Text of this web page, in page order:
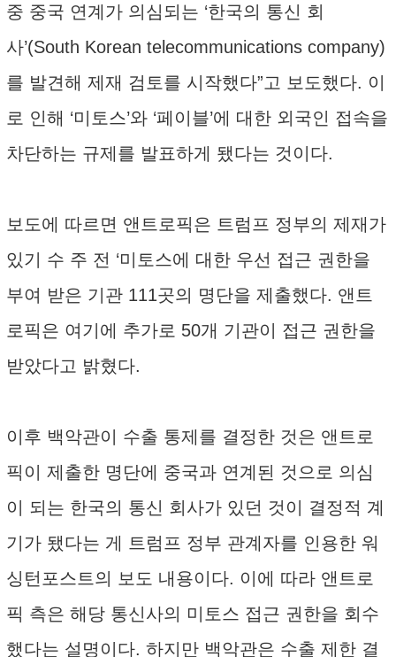
중 중국 연계가 의심되는 ‘한국의 통신 회
사’(South Korean telecommunications company)
를 발견해 제재 검토를 시작했다”고 보도했다. 이
로 인해 ‘미토스’와 ‘페이블’에 대한 외국인 접속을
차단하는 규제를 발표하게 됐다는 것이다.
보도에 따르면 앤트로픽은 트럼프 정부의 제재가
있기 수 주 전 ‘미토스에 대한 우선 접근 권한을
부여 받은 기관 111곳의 명단을 제출했다. 앤트
로픽은 여기에 추가로 50개 기관이 접근 권한을
받았다고 밝혔다.
이후 백악관이 수출 통제를 결정한 것은 앤트로
픽이 제출한 명단에 중국과 연계된 것으로 의심
이 되는 한국의 통신 회사가 있던 것이 결정적 계
기가 됐다는 게 트럼프 정부 관계자를 인용한 워
싱턴포스트의 보도 내용이다. 이에 따라 앤트로
픽 측은 해당 통신사의 미토스 접근 권한을 회수
했다는 설명이다. 하지만 백악관은 수출 제한 결